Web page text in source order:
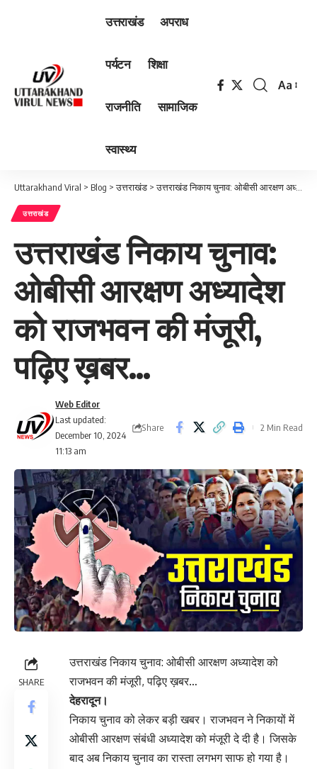
उत्तराखंड अपराध
पर्यटन शिक्षा
राजनीति सामाजिक
स्वास्थ्य
Font
Aa
Uttarakhand Viral > Blog >उत्तराखंड >उत्तराखंड निकाय चुनाव: ओबीसी आरक्षण अध्यादेश को राजभवन की मंजूरी, पढ़िए ख़बर…
उत्तराखंड
उत्तराखंड निकाय चुनाव:
ओबीसी आरक्षण अध्यादेश
को राजभवन की मंजूरी,
पढ़िए ख़बर…
Last updated:
December 10, 2024
11:13 am
Web Editor
Share 2 Min Read
SHARE
उत्तराखंड निकाय चुनाव: ओबीसी आरक्षण अध्यादेश को
राजभवन की मंजूरी, पढ़िए ख़बर…
देहरादून।
निकाय चुनाव को लेकर बड़ी खबर। राजभवन ने निकायों में
ओबीसी आरक्षण संबंधी अध्यादेश को मंजूरी दे दी है। जिसके
बाद अब निकाय चुनाव का रास्ता लगभग साफ हो गया है।